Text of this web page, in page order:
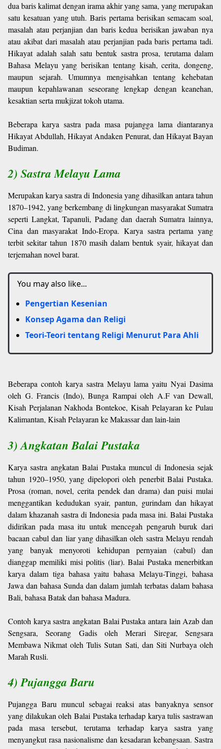
dua baris kalimat dengan irama akhir yang sama, yang merupakan
satu kesatuan yang utuh. Baris pertama berisikan semacam soal,
masalah atau perjanjian dan baris kedua berisikan jawaban nya
atau akibat dari masalah atau perjanjian pada baris pertama tadi.
Hikayat adalah salah satu bentuk sastra prosa, terutama dalam
Bahasa Melayu yang berisikan tentang kisah, cerita, dongeng,
maupun sejarah. Umumnya mengisahkan tentang kehebatan
maupun kepahlawanan seseorang lengkap dengan keanehan,
kesaktian serta mukjizat tokoh utama.
Beberapa karya sastra pada masa pujangga lama diantaranya
Hikayat Abdullah, Hikayat Andaken Penurat, dan Hikayat Bayan
Budiman.
2) Sastra Melayu Lama
Merupakan karya sastra di Indonesia yang dihasilkan antara tahun
1870–1942, yang berkembang di lingkungan masyarakat Sumatra
seperti Langkat, Tapanuli, Padang dan daerah Sumatra lainnya,
Cina dan masyarakat Indo-Eropa. Karya sastra pertama yang
terbit sekitar tahun 1870 masih dalam bentuk syair, hikayat dan
terjemahan novel barat.
You may also like...
Pengertian Kesenian
Konsep Agama dan Religi
Teori-Teori tentang Religi Menurut Para Ahli
Beberapa contoh karya sastra Melayu lama yaitu Nyai Dasima
oleh G. Francis (Indo), Bunga Rampai oleh A.F van Dewall,
Kisah Perjalanan Nakhoda Bontekoe, Kisah Pelayaran ke Pulau
Kalimantan, Kisah Pelayaran ke Makassar dan lain-lain
3) Angkatan Balai Pustaka
Karya sastra angkatan Balai Pustaka muncul di Indonesia sejak
tahun 1920–1950, yang dipelopori oleh penerbit Balai Pustaka.
Prosa (roman, novel, cerita pendek dan drama) dan puisi mulai
menggantikan kedudukan syair, pantun, gurindam dan hikayat
dalam khazanah sastra di Indonesia pada masa ini. Balai Pustaka
didirikan pada masa itu untuk mencegah pengaruh buruk dari
bacaan cabul dan liar yang dihasilkan oleh sastra Melayu rendah
yang banyak menyoroti kehidupan pernyaian (cabul) dan
dianggap memiliki misi politis (liar). Balai Pustaka menerbitkan
karya dalam tiga bahasa yaitu bahasa Melayu-Tinggi, bahasa
Jawa dan bahasa Sunda dan dalam jumlah terbatas dalam bahasa
Bali, bahasa Batak dan bahasa Madura.
Contoh karya sastra angkatan Balai Pustaka antara lain Azab dan
Sengsara, Seorang Gadis oleh Merari Siregar, Sengsara
Membawa Nikmat oleh Tulis Sutan Sati, dan Siti Nurbaya oleh
Marah Rusli.
4) Pujangga Baru
Pujangga Baru muncul sebagai reaksi atas banyaknya sensor
yang dilakukan oleh Balai Pustaka terhadap karya tulis sastrawan
pada masa tersebut, terutama terhadap karya sastra yang
menyangkut rasa nasionalisme dan kesadaran kebangsaan. Sastra